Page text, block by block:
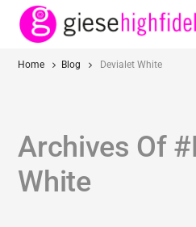
Home Blog Devialet White
Archives Of
White